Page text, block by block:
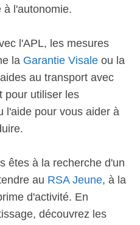
à l'autonomie.
l'APL, les mesures
la Garantie Visale ou la
au transport avec
pour utiliser les
l'aide pour vous aider à
êtes à la recherche d'un
au RSA Jeune, à la
d'activité. En
découvrez les